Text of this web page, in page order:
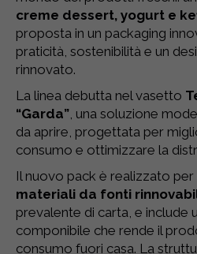
creme dessert, yogurt e
proposta in un packaging
praticità, sostenibilità e un
rinnovato.
La linea debutta nel vasetto
“Garda” , una soluzione
da aprire, progettata per
consumo e ottimizzare la
Il nuovo pack è realizzato per
materiali da fonti
prevalente di carta, e include
componibile che rende il
consumo fuori casa. La